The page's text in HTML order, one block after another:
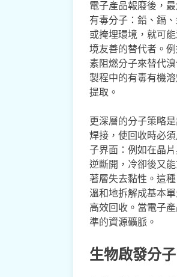
電子產品報廢後，
有毒分子：鉛、鎘
或掩埋環境，就可
境友善的替代者。
素阻燃分子來替代
製程中的有毒有機
提取。
更深層的分子策略
焊接，使回收時必
子界面：例如在晶
逆斷開，冷卻後又
著層失去黏性。這
溫和地拆解成基本
高效回收。當電子
準的資源礦脈。
生物啟發分